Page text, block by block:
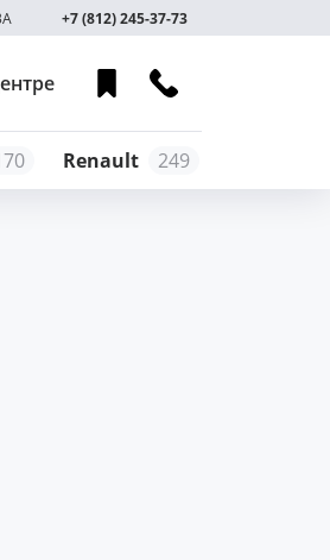
+7 (812) 245-37-73
Renault 249